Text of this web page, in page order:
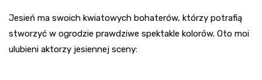
Jesień ma swoich kwiatowych bohaterów, którzy potrafią
stworzyć w ogrodzie prawdziwe spektakle kolorów. Oto moi
ulubieni aktorzy jesiennej sceny: